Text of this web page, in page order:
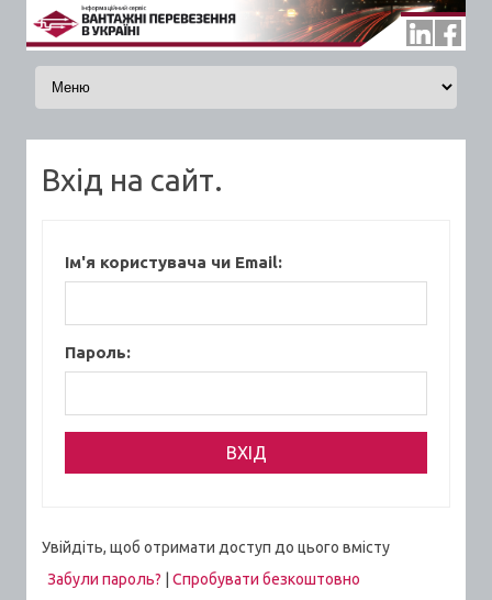
Skip to content
Вхід на сайт.
Ім'я користувача чи Email:
Пароль:
Увійдіть, щоб отримати доступ до цього вмісту
Забули пароль?
Спробувати безкоштовно